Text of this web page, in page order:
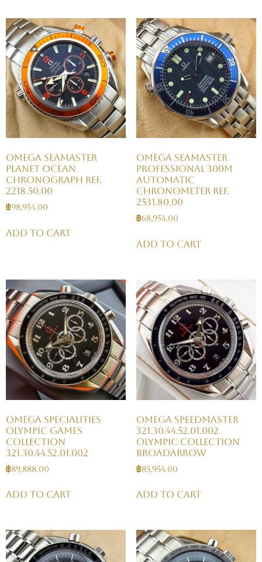
Omega Seamaster
Planet Ocean
Chronograph Ref.
2218.50.00
฿98,954.00
Add to cart
Omega Seamaster
Professional 300M
Automatic
Chronometer Ref.
2531.80.00
฿68,954.00
Add to cart
Omega SPECIALITIES
OLYMPIC GAMES
COLLECTION
321.30.44.52.01.002
฿89,888.00
Add to cart
OMEGA Speedmaster
321.30.44.52.01.002
Olympic Collection
BroadArrow
฿85,954.00
Add to cart